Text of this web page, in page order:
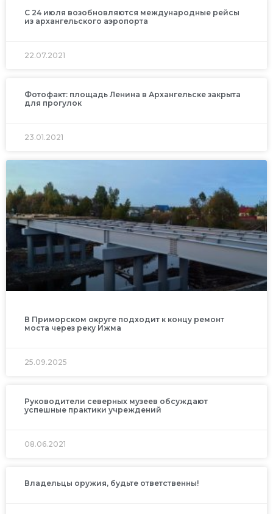
С 24 июля возобновляются международные рейсы
из архангельского аэропорта
22.07.2021
Фотофакт: площадь Ленина в Архангельске закрыта
для прогулок
23.01.2021
В Приморском округе подходит к концу ремонт
моста через реку Ижма
25.09.2025
Руководители северных музеев обсуждают
успешные практики учреждений
08.06.2021
Владельцы оружия, будьте ответственны!